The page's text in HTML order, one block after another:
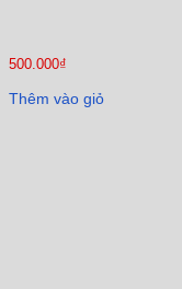
500.000₫
Thêm vào giỏ